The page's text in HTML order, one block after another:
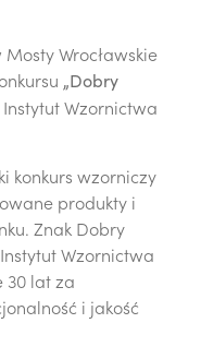
Wrocławskie
„Dobry
Wzornictwa
konkurs wzorniczy
produkty i
Znak Dobry
Wzornictwa
30 lat za
i jakość